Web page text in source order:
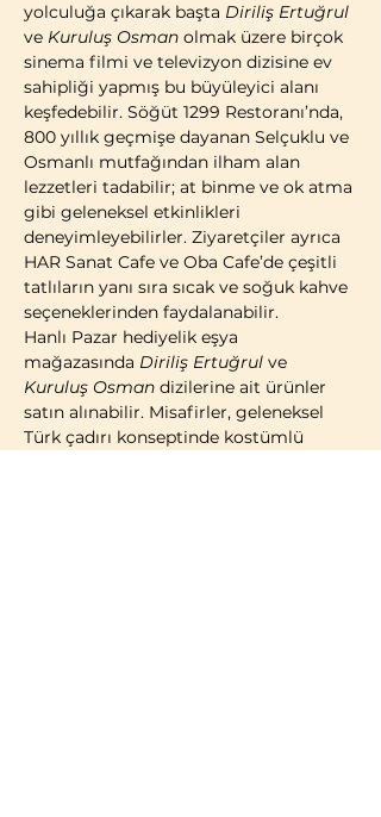
yolculuğa çıkarak başta Diriliş Ertuğrul
ve Kuruluş Osman olmak üzere birçok
sinema filmi ve televizyon dizisine ev
sahipliği yapmış bu büyüleyici alanı
keşfedebilir. Söğüt 1299 Restoranı’nda,
800 yıllık geçmişe dayanan Selçuklu ve
Osmanlı mutfağından ilham alan
lezzetleri tadabilir; at binme ve ok atma
gibi geleneksel etkinlikleri
deneyimleyebilirler. Ziyaretçiler ayrıca
HAR Sanat Cafe ve Oba Cafe’de çeşitli
tatlıların yanı sıra sıcak ve soğuk kahve
seçeneklerinden faydalanabilir.
Hanlı Pazar hediyelik eşya
mağazasında Diriliş Ertuğrul ve
Kuruluş Osman dizilerine ait ürünler
satın alınabilir. Misafirler, geleneksel
Türk çadırı konseptinde kostümlü